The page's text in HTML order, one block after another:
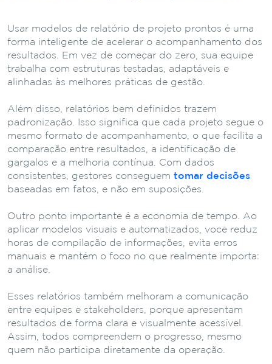
Usar modelos de relatório de projeto prontos é uma
forma inteligente de acelerar o acompanhamento dos
resultados. Em vez de começar do zero, sua equipe
trabalha com estruturas testadas, adaptáveis e
alinhadas às melhores práticas de gestão.
Além disso, relatórios bem definidos trazem
padronização. Isso significa que cada projeto segue o
mesmo formato de acompanhamento, o que facilita a
comparação entre resultados, a identificação de
gargalos e a melhoria contínua. Com dados
consistentes, gestores conseguem tomar decisões
baseadas em fatos, e não em suposições.
Outro ponto importante é a economia de tempo. Ao
aplicar modelos visuais e automatizados, você reduz
horas de compilação de informações, evita erros
manuais e mantém o foco no que realmente importa:
a análise.
Esses relatórios também melhoram a comunicação
entre equipes e stakeholders, porque apresentam
resultados de forma clara e visualmente acessível.
Assim, todos compreendem o progresso, mesmo
quem não participa diretamente da operação.